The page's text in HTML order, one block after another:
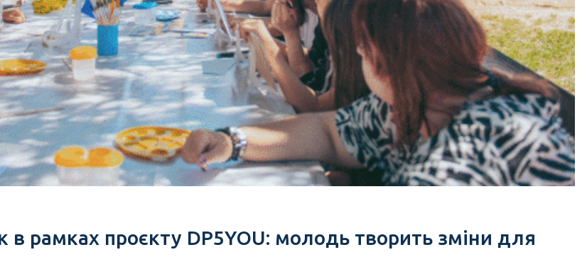
в рамках проєкту DP5YOU: молодь творить зміни для